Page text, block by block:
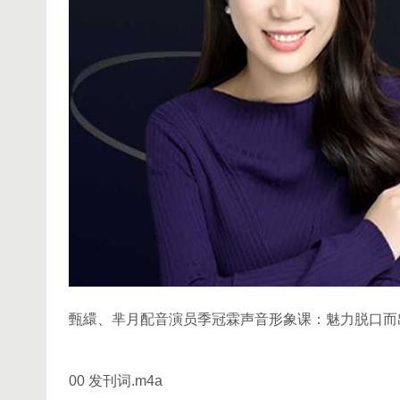
甄繯、芈月配音演员季冠霖声音形象课：魅力脱口而
00 发刊词.m4a